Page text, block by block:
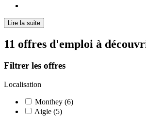
Lire la suite
11 offres d'emploi à
Filtrer les offres
Localisation
Monthey (6)
Aigle (5)